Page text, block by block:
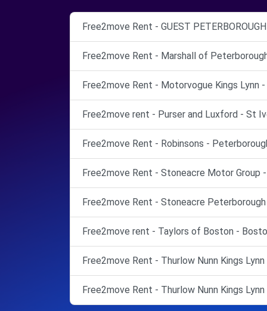
Free2move Rent - GUEST
Free2move Rent - Marshall of
Free2move Rent - Motorvogue Kings Lynn -
Free2move rent - Purser and Luxford - St
Free2move Rent - Robinsons -
Free2move Rent - Stoneacre Motor Group
Free2move Rent - Stoneacre
Free2move rent - Taylors of Boston -
Free2move Rent - Thurlow Nunn Kings
Free2move Rent - Thurlow Nunn Kings Lynn